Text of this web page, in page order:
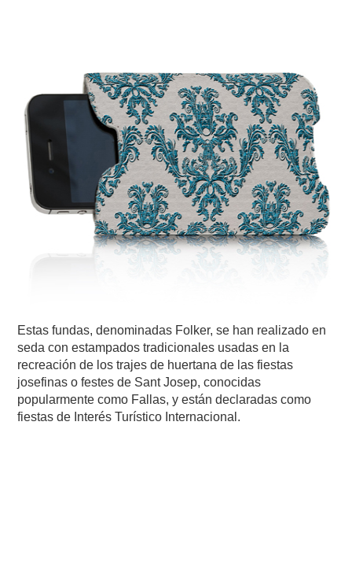
Estas fundas, denominadas Folker, se han realizado en
seda con estampados tradicionales usadas en la
recreación de los trajes de huertana de las fiestas
josefinas o festes de Sant Josep, conocidas
popularmente como Fallas, y están declaradas como
fiestas de Interés Turístico Internacional.